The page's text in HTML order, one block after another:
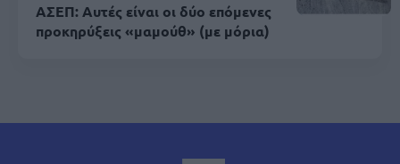
ΑΣΕΠ: Αυτές είναι οι δύο επόμενες
προκηρύξεις «μαμούθ» (με μόρια)